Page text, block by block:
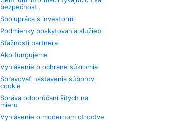
bezpečnosti
Spolupráca s investormi
Podmienky poskytovania služieb
Sťažnosti partnera
Ako fungujeme
Vyhlásenie o ochrane súkromia
Spravovať nastavenia súborov
cookie
Správa odporúčaní šitých na
mieru
Vyhlásenie o modernom otroctve